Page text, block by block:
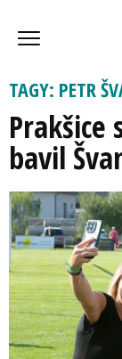
TAGY: PETR
Prakšice
bavil